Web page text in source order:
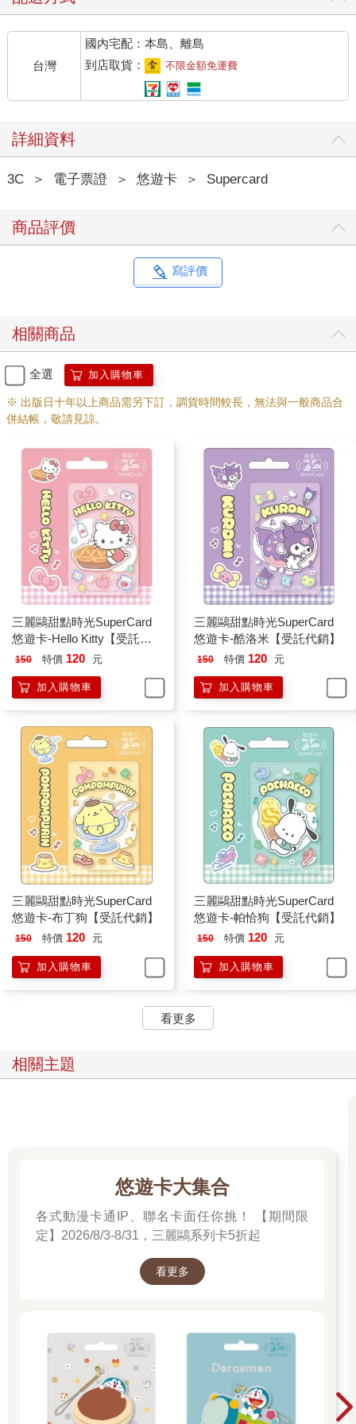
台灣
國內宅配：本島、離島
到店取貨：
不限金額免運費
詳細資料
3C ＞ 電子票證 ＞ 悠遊卡 ＞ Supercard
商品評價
寫評價
相關商品
全選 加入購物車
※ 出版日十年以上商品需另下訂，調貨時間較長，無法與一般商品合
併結帳，敬請見諒。
三麗鷗甜點時光SuperCard
悠遊卡-Hello Kitty【受託代
銷】
150 特價 120 元
加入購物車
三麗鷗甜點時光SuperCard
悠遊卡-酷洛米【受託代銷】
150 特價 120 元
加入購物車
三麗鷗甜點時光SuperCard
悠遊卡-布丁狗【受託代銷】
150 特價 120 元
加入購物車
三麗鷗甜點時光SuperCard
悠遊卡-帕恰狗【受託代銷】
150 特價 120 元
加入購物車
看更多
相關主題
悠遊卡大集合
各式動漫卡通IP、聯名卡面任你挑！ 【期間限
定】2026/8/3-8/31，三麗鷗系列卡5折起
看更多